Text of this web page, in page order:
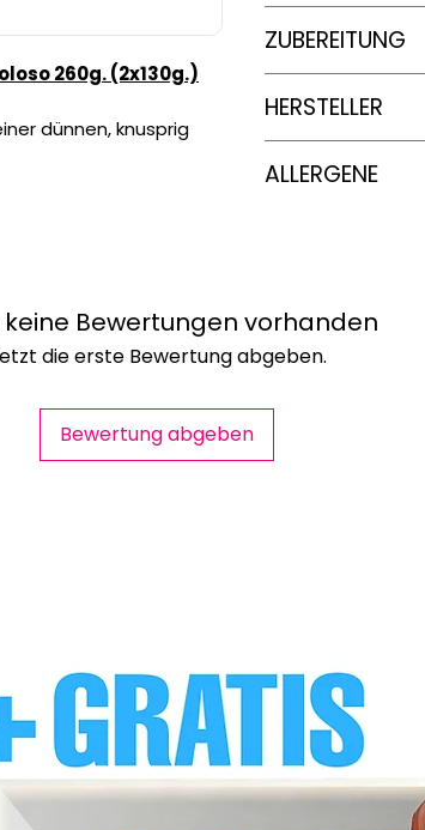
260g. (2x130g.)
dünnen, knusprig
Energie
davon
Fettsäuren
ZUBEREITUNG
HERSTELLER
ALLERGENE
Kann Nüsse
Enthält
Kann Spuren von
keine Bewertungen vorhanden
die erste Bewertung abgeben.
Bewertung abgeben